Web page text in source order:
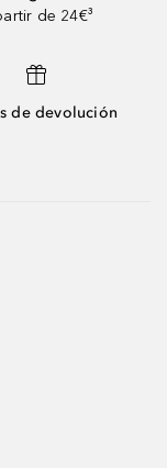
de 24€³
de devolución